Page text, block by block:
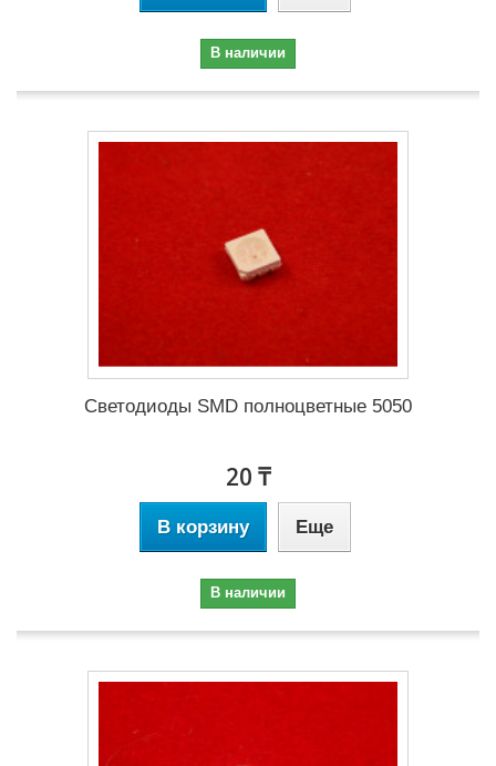
В наличии
Светодиоды SMD полноцветные 5050
20 ₸
В корзину Еще
В наличии